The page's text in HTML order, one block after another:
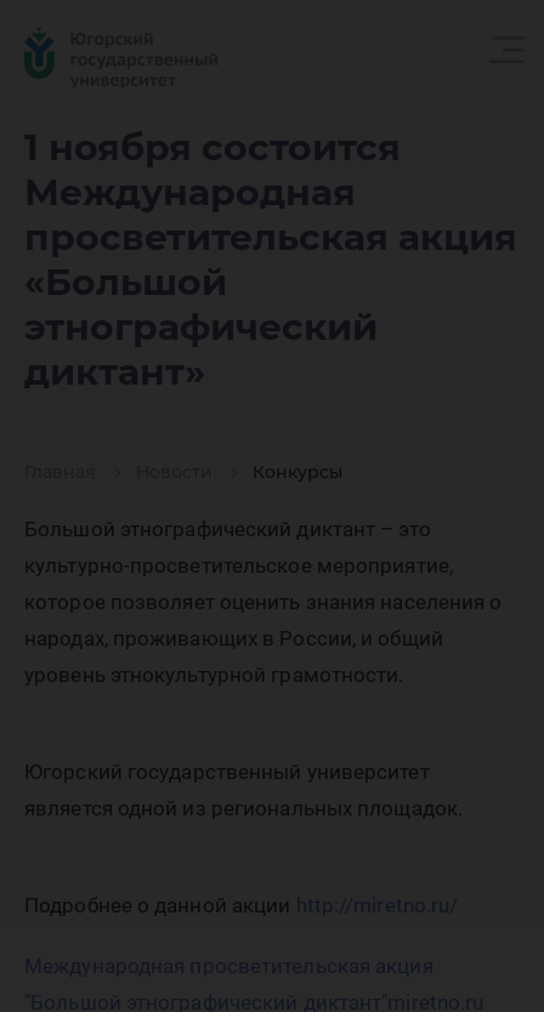
1 ноября состоится
Международная
просветительская акция
«Большой
этнографический
диктант»
Конкурсы
1 ноября
акция
Большой этнографический диктант – это
культурно-просветительское мероприятие,
которое позволяет оценить знания населения о
народах, проживающих в России, и общий
уровень этнокультурной грамотности.
Югорский государственный университет
является одной из региональных площадок.
Подробнее о данной акции http://miretno.ru/
Международная просветительская акция
"Большой этнографический диктант" miretno.ru